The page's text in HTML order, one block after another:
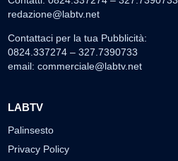
redazione@labtv.net
Contattaci per la tua Pubblicità:
0824.337274 – 327.7390733
email: commerciale@labtv.net
LABTV
Palinsesto
Privacy Policy